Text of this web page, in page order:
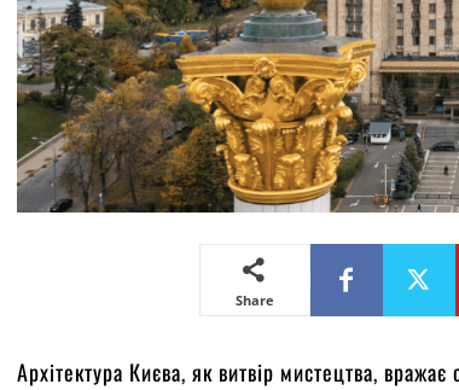
Share
Архітектура Києва, як витвір мистецтва,